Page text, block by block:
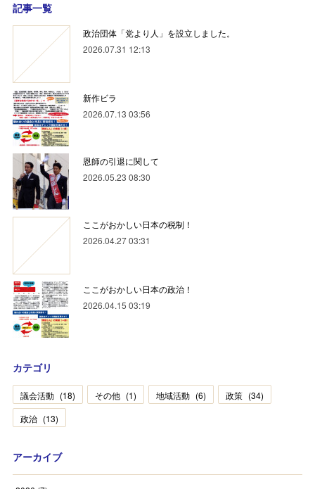
記事一覧
政治団体「党より人」を設立しました。
2026.07.31 12:13
新作ビラ
2026.07.13 03:56
恩師の引退に関して
2026.05.23 08:30
ここがおかしい日本の税制！
2026.04.27 03:31
ここがおかしい日本の政治！
2026.04.15 03:19
カテゴリ
議会活動 (18) その他 (1) 地域活動 (6) 政策 (34)
政治 (13)
アーカイブ